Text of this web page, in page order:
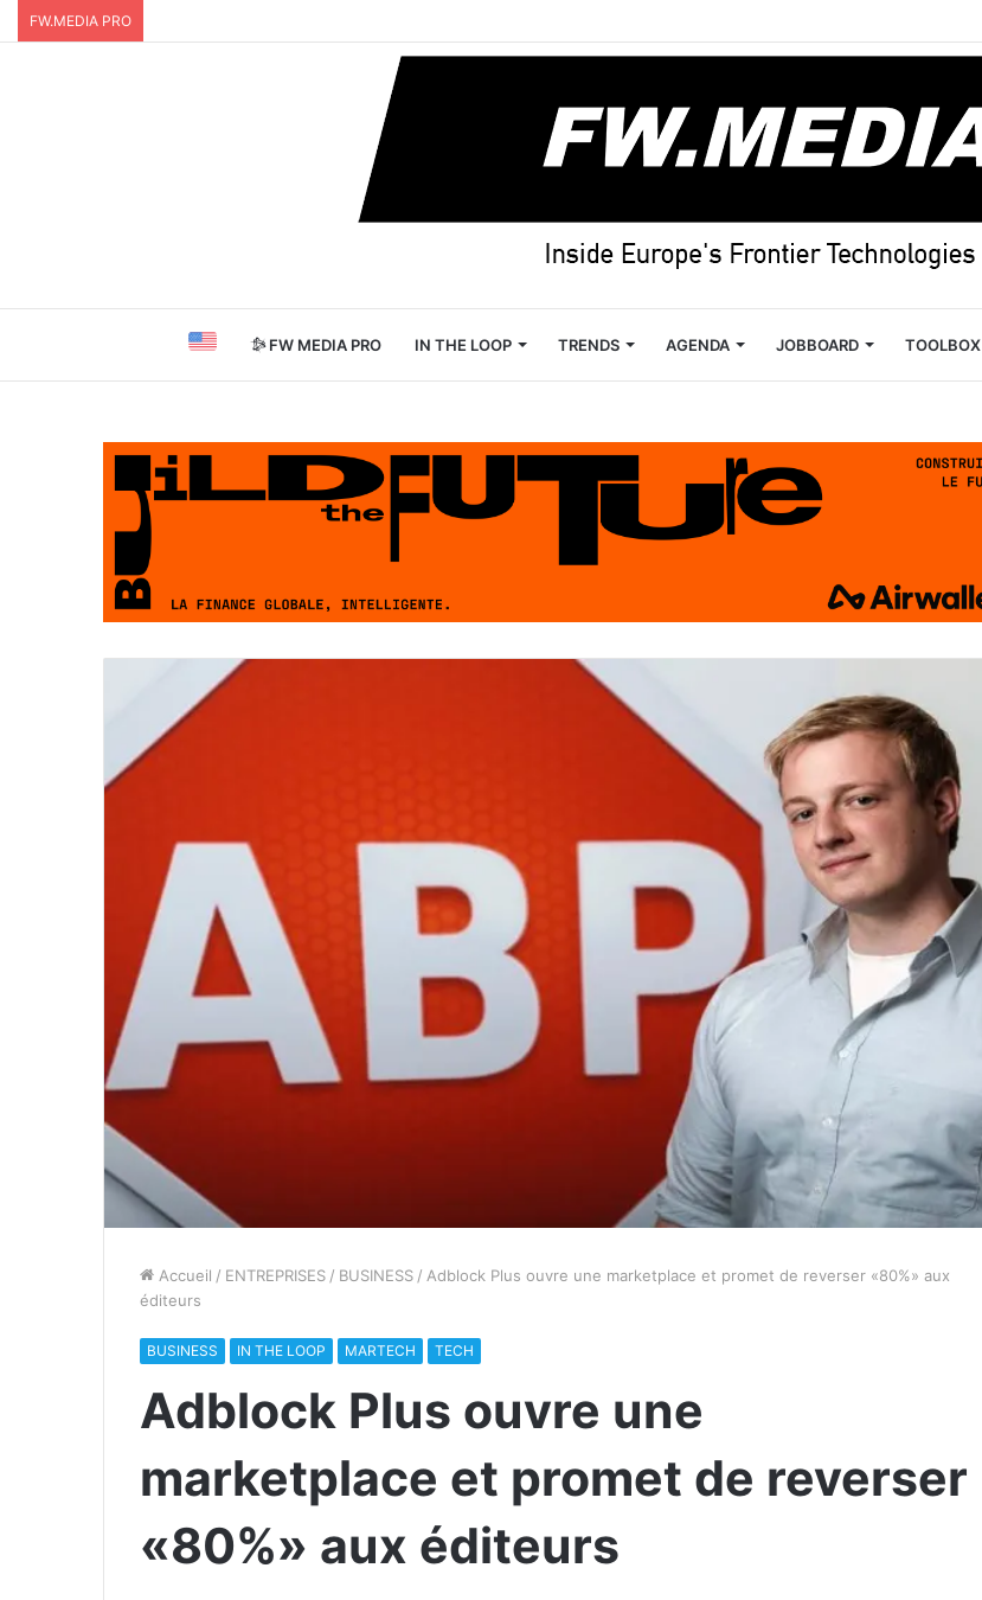
FW.MEDIA PRO
FW MEDIA PRO IN THE LOOP TRENDS AGENDA JOBBOARD TOOLBOX
Accueil / ENTREPRISES / BUSINESS / Adblock Plus ouvre une marketplace et promet de reverser «80%» aux
éditeurs
BUSINESS IN THE LOOP MARTECH TECH
Adblock Plus ouvre une
marketplace et promet de reverser
«80%» aux éditeurs